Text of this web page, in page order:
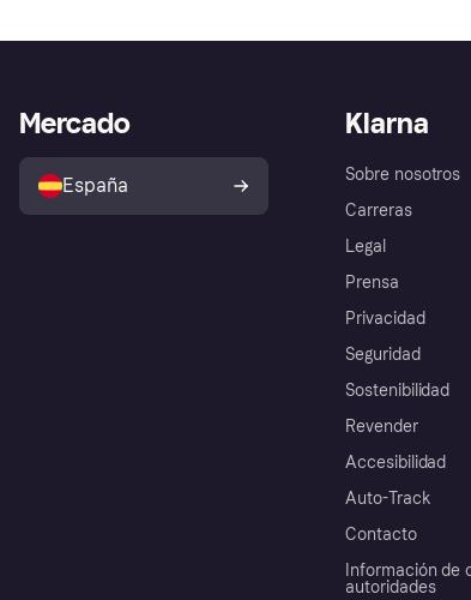
Klarna
Sobre nosotros
Carreras
Legal
Prensa
Privacidad
Seguridad
Sostenibilidad
Revender
Accesibilidad
Auto-Track
Contacto
Información de
autoridades
Mercado
España